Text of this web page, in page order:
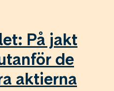
På jakt
de
aktierna